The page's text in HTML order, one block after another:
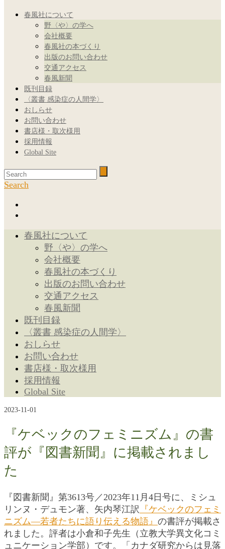
春風社について
野〈や〉の学へ
会社概要
春風社の本づくり
出版のお問い合わせ
交通アクセス
春風新聞
既刊目録
〈叢書 感染症の人間学〉
おしらせ
お問い合わせ
書店様・取次様用
採用情報
Global Site
Search
春風社について
野〈や〉の学へ
会社概要
春風社の本づくり
出版のお問い合わせ
交通アクセス
春風新聞
既刊目録
〈叢書 感染症の人間学〉
おしらせ
お問い合わせ
書店様・取次様用
採用情報
Global Site
2023-11-01
『ケベックのフェミニズム』の書
評が『図書新聞』に掲載されまし
た
『図書新聞』第3613号／2023年11月4日号に、ミシュ
リンヌ・デュモン著、矢内琴江訳 『ケベックのフェミ
ニズム―若者たちに語り伝える物語』 の書評が掲載さ
れました。評者は小倉和子先生（立教大学異文化コミ
ュニケーション学部）です。「カナダ研究からは見落